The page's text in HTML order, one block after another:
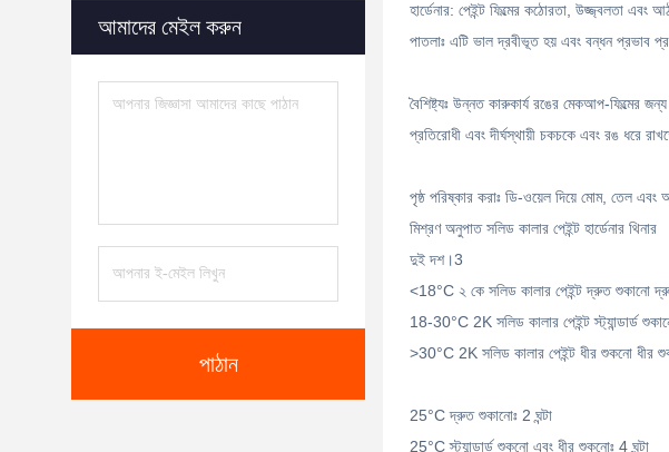
আমাদের মেইল ​​করুন
পাঠান
হার্ডেনার: পেইন্ট ফিল্মের কঠোরতা, উজ্জ্বলতা এবং
পাতলাঃ এটি ভাল দ্রবীভূত হয় এবং বন্ধন প্রভাব
বৈশিষ্ট্যঃ উন্নত কারুকার্য রঙের মেকআপ-ফিল্মের
প্রতিরোধী এবং দীর্ঘস্থায়ী চকচকে এবং রঙ ধরে
পৃষ্ঠ পরিষ্কার করাঃ ডি-ওয়েল দিয়ে মোম, তেল এবং
মিশ্রণ অনুপাত সলিড কালার পেইন্ট হার্ডেনার থিনার
দুই দশ।3
<18°C ২ কে সলিড কালার পেইন্ট দ্রুত শুকানো
18-30°C 2K সলিড কালার পেইন্ট স্ট্যান্ডার্ড
>30°C 2K সলিড কালার পেইন্ট ধীর শুকনো ধীর
25°C দ্রুত শুকানোঃ 2 ঘন্টা
25°C স্ট্যান্ডার্ড শুকনো এবং ধীর শুকনোঃ 4 ঘন্টা